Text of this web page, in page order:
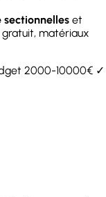
et
gratuit, matériaux
2000-10000€ ✓